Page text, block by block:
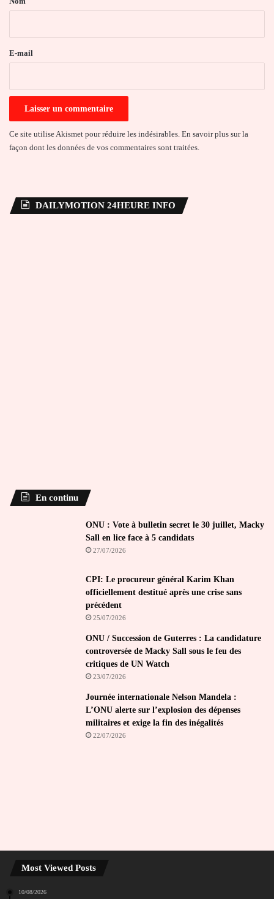
e
E-mail
Ce site utilise Akismet pour réduire les indésirables. En savoir plus sur la
façon dont les données de vos commentaires sont traitées
DAILYMOTION 24HEURE INFO
En continu
ONU : Vote à bulletin secret le 30 juillet, Macky
Sall en lice face à 5 candidats
27/07/2026
CPI: Le procureur général Karim Khan
officiellement destitué après une crise sans
précédent
25/07/2026
ONU / Succession de Guterres : La candidature
controversée de Macky Sall sous le feu des
critiques de UN Watch
23/07/2026
Journée internationale Nelson Mandela :
L’ONU alerte sur l’explosion des dépenses
militaires et exige la fin des inégalités
22/07/2026
Most Viewed Posts
10/08/2026